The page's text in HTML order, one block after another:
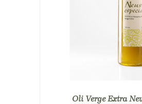
Oli Verge Extra